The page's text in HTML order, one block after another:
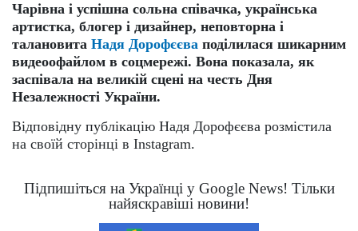
Чарівна і успішна сольна співачка, українська
артистка, блогер і дизайнер, неповторна і
талановита Надя Дорофєєва поділилася шикарним
видеоофайлом в соцмережі. Вона показала, як
заспівала на великій сцені на честь Дня
Незалежності України.
Відповідну публікацію Надя Дорофєєва розмістила
на своїй сторінці в Instagram.
Підпишіться на Українці у Google News! Тільки
найяскравіші новини!